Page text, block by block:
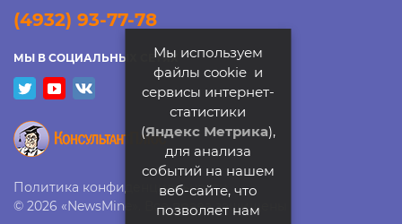
(4932) 93-77-78
МЫ В СОЦИАЛЬНЫХ СЕТЯХ
Политика конфиденциальности
© 2026 «NewsMine». Все права защищены
Мы используем
файлы cookie и
сервисы интернет-
статистики
(Яндекс Метрика),
для анализа
событий на нашем
веб-сайте, что
позволяет нам